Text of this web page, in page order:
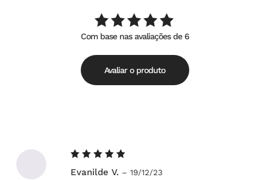
Avaliação
5.00de
5
Com base nas avaliações de 6
Avaliar o produto
5de 5
Evanilde V. – 19/12/23